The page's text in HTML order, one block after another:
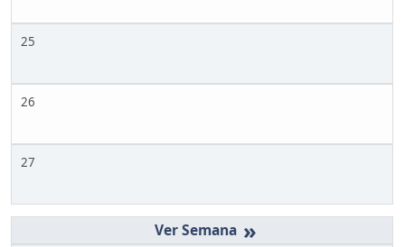
25
26
27
»